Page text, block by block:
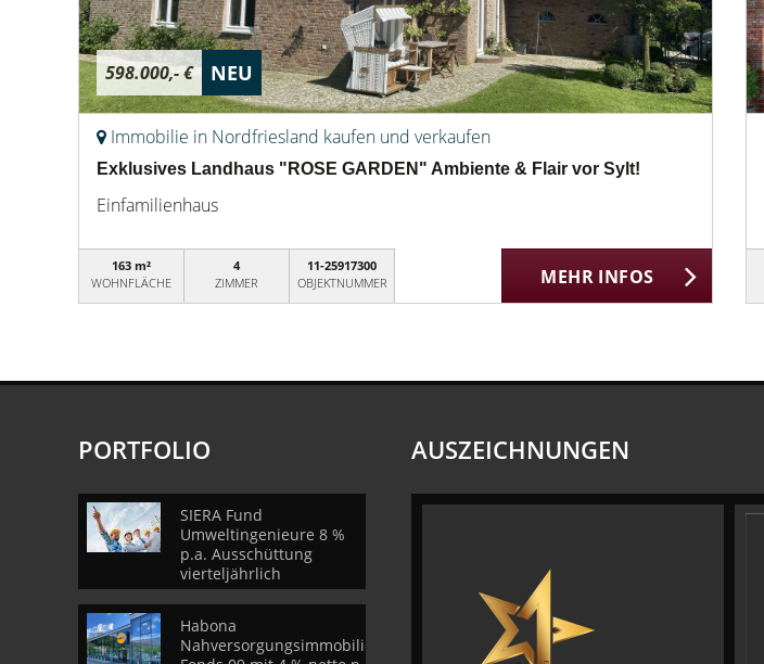
598.000,- € NEU
Immobilie in Nordfriesland kaufen und verkaufen
Exklusives Landhaus "ROSE GARDEN" Ambiente & Flair vor Sylt!
Einfamilienhaus
163 m²
WOHNFLÄCHE
4
ZIMMER
11-25917300
OBJEKTNUMMER
MEHR INFOS
PORTFOLIO
SIERA Fund
Umweltingenieure 8 %
p.a. Ausschüttung
vierteljährlich
Habona
Nahversorgungsimmobilien
AUSZEICHNUNGEN